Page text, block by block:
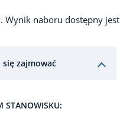
Wynik naboru dostępny jest
się zajmować
STANOWISKU: